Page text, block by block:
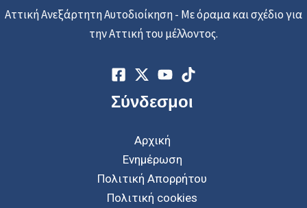
Αττική Ανεξάρτητη Αυτοδιοίκηση - Με όραμα και σχέδιο για
την Αττική του μέλλοντος.
Σύνδεσμοι
Αρχική
Ενημέρωση
Πολιτική Απορρήτου
Πολιτική cookies